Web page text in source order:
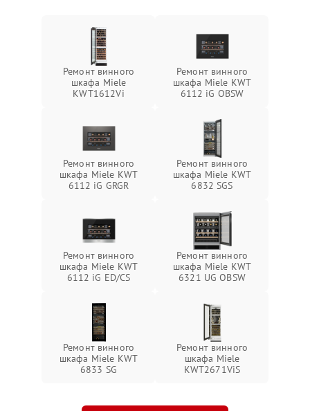
Ремонт винного
шкафа Miele
KWT1612Vi
Ремонт винного
шкафа Miele KWT
6112 iG OBSW
Ремонт винного
шкафа Miele KWT
6112 iG GRGR
Ремонт винного
шкафа Miele KWT
6832 SGS
Ремонт винного
шкафа Miele KWT
6112 iG ED/CS
Ремонт винного
шкафа Miele KWT
6321 UG OBSW
Ремонт винного
шкафа Miele KWT
6833 SG
Ремонт винного
шкафа Miele
KWT2671ViS